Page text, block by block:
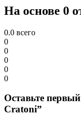
На основе 0
0.0 всего
0
0
0
0
0
Оставьте
Cratoni”